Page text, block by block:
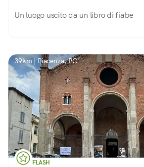
Un luogo uscito da un libro di fiabe
39km | Piacenza, PC
FLASH